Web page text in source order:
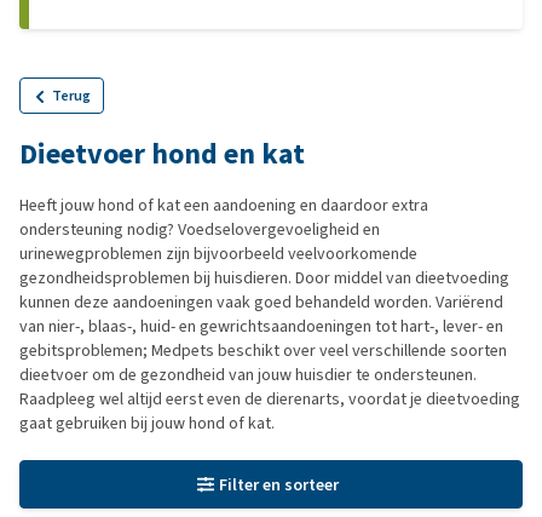
Terug
Dieetvoer hond en kat
Heeft jouw hond of kat een aandoening en daardoor extra
ondersteuning nodig? Voedselovergevoeligheid en
urinewegproblemen zijn bijvoorbeeld veelvoorkomende
gezondheidsproblemen bij huisdieren. Door middel van dieetvoeding
kunnen deze aandoeningen vaak goed behandeld worden. Variërend
van nier-, blaas-, huid- en gewrichtsaandoeningen tot hart-, lever- en
gebitsproblemen; Medpets beschikt over veel verschillende soorten
dieetvoer om de gezondheid van jouw huisdier te ondersteunen.
Raadpleeg wel altijd eerst even de dierenarts, voordat je dieetvoeding
gaat gebruiken bij jouw hond of kat.
Filter en sorteer